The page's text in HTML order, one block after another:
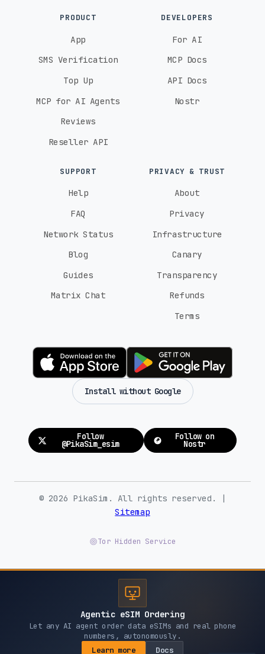
PRODUCT
App
SMS Verification
Top Up
MCP for AI Agents
Reviews
Reseller API
DEVELOPERS
For AI
MCP Docs
API Docs
Nostr
SUPPORT
Help
FAQ
Network Status
Blog
Guides
Matrix Chat
PRIVACY & TRUST
About
Privacy
Infrastructure
Canary
Transparency
Refunds
Terms
Install without Google
Follow
@PikaSim_esim
Follow on
Nostr
© 2026 PikaSim. All rights reserved. |
Sitemap
Tor Hidden Service
Agentic eSIM Ordering
Let any AI agent order data eSIMs and real phone
numbers, autonomously.
Learn more
Docs